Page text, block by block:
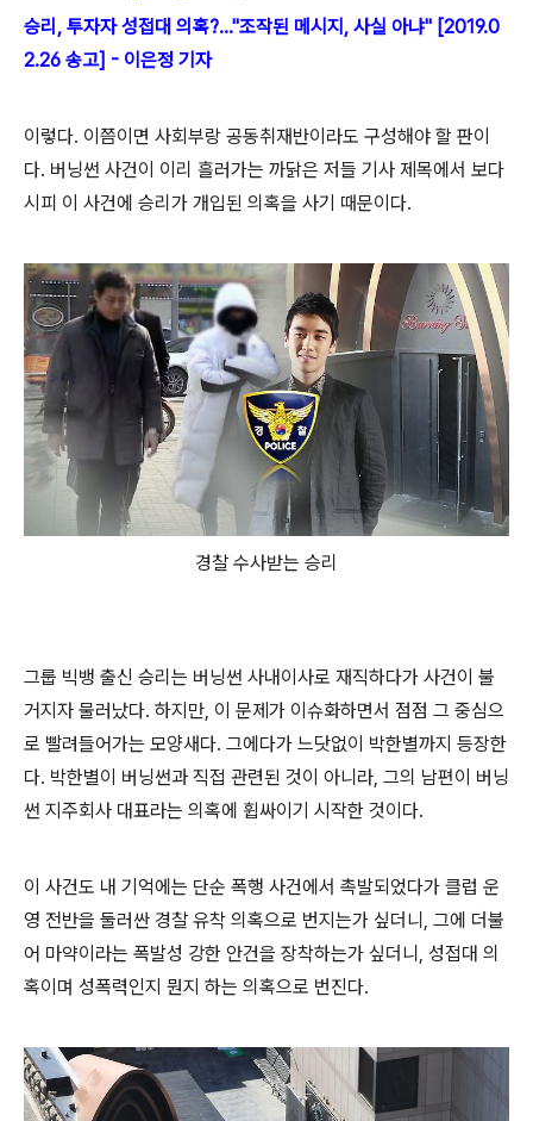
승리, 투자자 성접대 의혹?…"조작된 메시지, 사실 아냐" [2019.0
2.26 송고] - 이은정 기자
이렇다. 이쯤이면 사회부랑 공동취재반이라도 구성해야 할 판이
다. 버닝썬 사건이 이리 흘러가는 까닭은 저들 기사 제목에서 보다
시피 이 사건에 승리가 개입된 의혹을 사기 때문이다.
경찰 수사받는 승리
그룹 빅뱅 출신 승리는 버닝썬 사내이사로 재직하다가 사건이 불
거지자 물러났다. 하지만, 이 문제가 이슈화하면서 점점 그 중심으
로 빨려들어가는 모양새다. 그에다가 느닷없이 박한별까지 등장한
다. 박한별이 버닝썬과 직접 관련된 것이 아니라, 그의 남편이 버닝
썬 지주회사 대표라는 의혹에 휩싸이기 시작한 것이다.
이 사건도 내 기억에는 단순 폭행 사건에서 촉발되었다가 클럽 운
영 전반을 둘러싼 경찰 유착 의혹으로 번지는가 싶더니, 그에 더불
어 마약이라는 폭발성 강한 안건을 장착하는가 싶더니, 성접대 의
혹이며 성폭력인지 뭔지 하는 의혹으로 번진다.